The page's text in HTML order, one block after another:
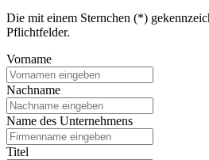
Die mit einem Sternchen (*)
Pflichtfelder.
Vorname
Nachname
Name des Unternehmens
Titel